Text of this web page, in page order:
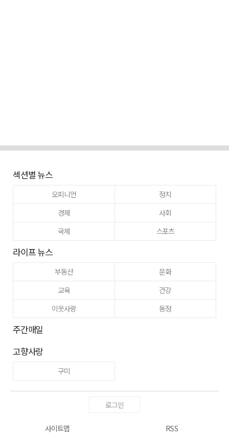
섹션별 뉴스
오피니언
정치
경제
사회
국제
스포츠
라이프 뉴스
부동산
문화
교육
건강
이웃사랑
동정
주간매일
고향사랑
구미
로그인
사이트맵 RSS